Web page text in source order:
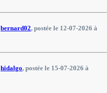
bernard02, postée le 12-07-2026 à
hidalgo, postée le 15-07-2026 à